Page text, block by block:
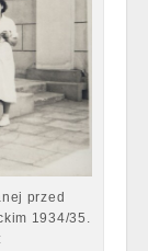
przed
1934/35.